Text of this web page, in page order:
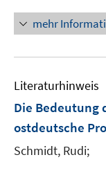
mehr
Literaturhinweis
Die Bedeutung
ostdeutsche
Schmidt, Rudi;